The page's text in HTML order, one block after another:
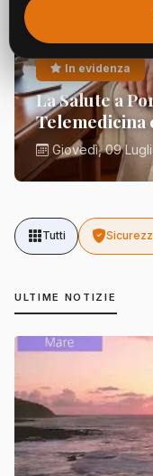
In evidenza
La Salute a
Telemedicina
Giovedì, 09
Tutti
ULTIME NOTIZIE